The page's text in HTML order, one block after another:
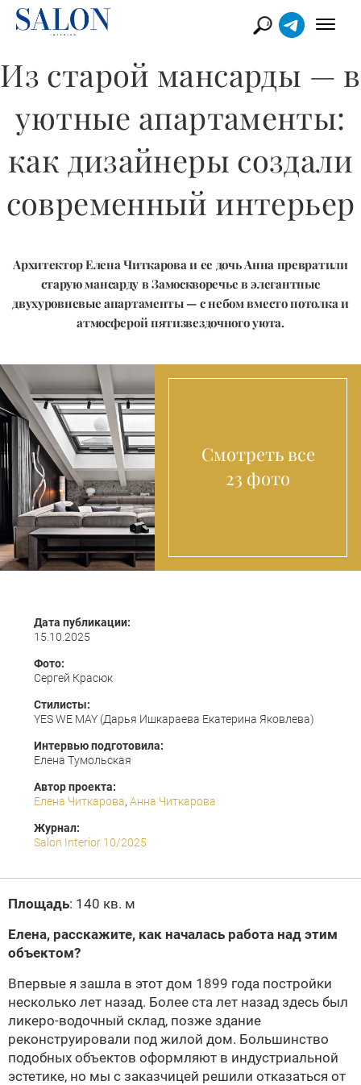
Из старой мансарды — в
уютные апартаменты:
как дизайнеры создали
современный интерьер
Архитектор Елена Читкарова и ее дочь Анна превратили
старую мансарду в Замоскворечье в элегантные
двухуровневые апартаменты — с небом вместо потолка и
атмосферой пятизвездочного уюта.
Смотреть все
23 фото
Дата публикации:
15.10.2025
Фото:
Сергей Красюк
Стилисты:
YES WE MAY (Дарья Ишкараева Екатерина Яковлева)
Интервью подготовила:
Елена Тумольская
Автор проекта:
Елена Читкарова, Анна Читкарова
Журнал:
Salon Interior 10/2025
Площадь: 140 кв. м
Елена, расскажите, как началась работа над этим
объектом?
Впервые я зашла в этот дом 1899 года постройки
несколько лет назад. Более ста лет назад здесь был
ликеро-водочный склад, позже здание
реконструировали под жилой дом. Большинство
подобных объектов оформляют в индустриальной
эстетике, но мы с заказчицей решили отказаться от